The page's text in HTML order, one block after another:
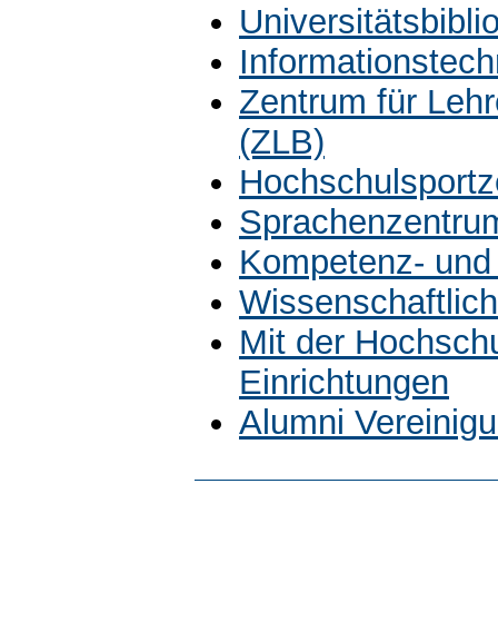
Zentrum für
(ZLB)
Kompetenz-
Mit der
Einrichtungen
Alumni